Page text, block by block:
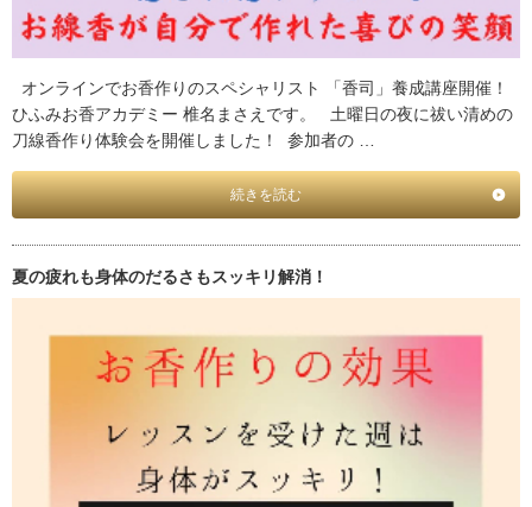
オンラインでお香作りのスペシャリスト 「香司」養成講座開催！
ひふみお香アカデミー 椎名まさえです。 土曜日の夜に祓い清めの
刀線香作り体験会を開催しました！ 参加者の …
続きを読む
夏の疲れも身体のだるさもスッキリ解消！